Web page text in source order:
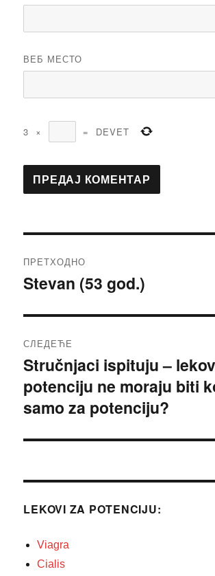
ВЕБ МЕСТО
3 × = DEVET
чланка
ПРЕТХОДНО
Претходни
Stevan (53 god.)
СЛЕДЕЋЕ
Следећи
чланак:
Stručnjaci ispituju –
potenciju ne moraju biti
samo za potenciju?
LEKOVI ZA POTENCIJU:
Viagra
Cialis